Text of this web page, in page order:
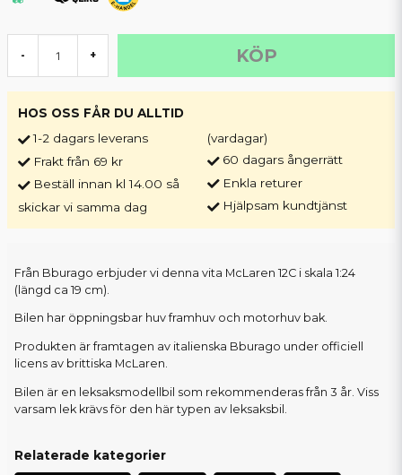
- + KÖP
HOS OSS FÅR DU ALLTID
1-2 dagars leverans
Frakt från 69 kr
Beställ innan kl 14.00 så
skickar vi samma dag
(vardagar)
60 dagars ångerrätt
Enkla returer
Hjälpsam kundtjänst
Från Bburago erbjuder vi denna vita McLaren 12C i skala 1:24
(längd ca 19 cm).
Bilen har öppningsbar huv framhuv och motorhuv bak.
Produkten är framtagen av italienska Bburago under officiell
licens av brittiska McLaren.
Bilen är en leksaksmodellbil som rekommenderas från 3 år. Viss
varsam lek krävs för den här typen av leksaksbil.
Relaterade kategorier